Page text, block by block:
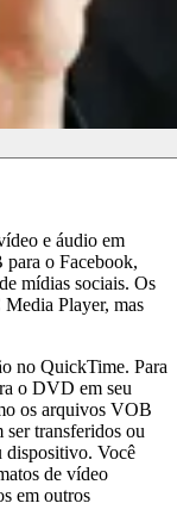
e áudio em
o Facebook,
mídias sociais. Os
Player, mas
no QuickTime. Para
o DVD em seu
os arquivos VOB
ser transferidos ou
dispositivo. Você
de vídeo
em outros